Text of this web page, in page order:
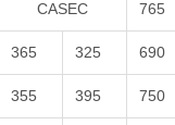
CASEC 765
365 325 690
355 395 750